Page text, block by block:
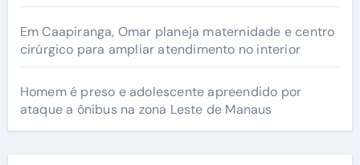
Em Caapiranga, Omar planeja maternidade e centro
cirúrgico para ampliar atendimento no interior
Homem é preso e adolescente apreendido por
ataque a ônibus na zona Leste de Manaus